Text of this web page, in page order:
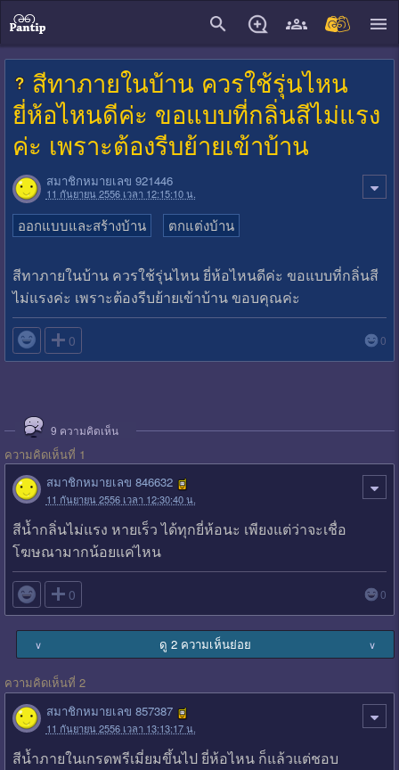
สีทาภายในบ้าน ควรใช้รุ่นไหน
ยี่ห้อไหนดีค่ะ ขอแบบที่กลิ่นสีไม่แรง
ค่ะ เพราะต้องรีบย้ายเข้าบ้าน
สมาชิกหมายเลข 921446
11 กันยายน 2556 เวลา 12:15:10 น.
ออกแบบและสร้างบ้าน ตกแต่งบ้าน
สีทาภายในบ้าน ควรใช้รุ่นไหน ยี่ห้อไหนดีค่ะ ขอแบบที่กลิ่นสี
ไม่แรงค่ะ เพราะต้องรีบย้ายเข้าบ้าน ขอบคุณค่ะ
 0 0
9 ความคิดเห็น
ความคิดเห็นที่ 1
สมาชิกหมายเลข 846632
11 กันยายน 2556 เวลา 12:30:40 น.
สีน้ำกลิ่นไม่แรง หายเร็ว ได้ทุกยี่ห้อนะ เพียงแต่ว่าจะเชื่อ
โฆษณามากน้อยแค่ไหน
 0 0
∨ ดู 2 ความเห็นย่อย ∨
ความคิดเห็นที่ 2
สมาชิกหมายเลข 857387
11 กันยายน 2556 เวลา 13:13:17 น.
สีน้ำภายในเกรดพรีเมี่ยมขึ้นไป ยี่ห้อไหน ก็แล้วแต่ชอบ
close